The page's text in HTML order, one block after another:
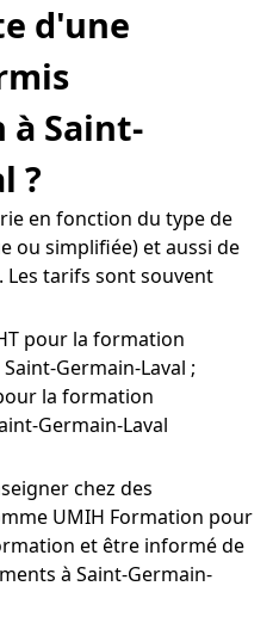
d'une
Saint-
?
en fonction du type de
ou simplifiée) et aussi de
tarifs sont souvent
pour la formation
Germain-Laval ;
la formation
Germain-Laval
chez des
UMIH Formation pour
et être informé de
à Saint-Germain-